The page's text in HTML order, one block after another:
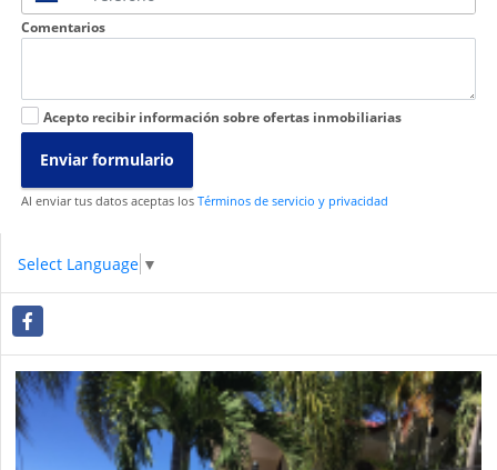
Comentarios
Acepto recibir información sobre ofertas inmobiliarias
Enviar formulario
Al enviar tus datos aceptas los Términos de servicio y privacidad
Select Language ▼
Facebook